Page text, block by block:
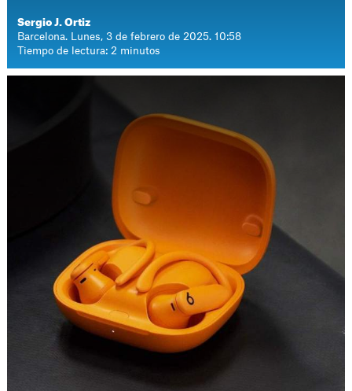
Sergio J. Ortiz
Barcelona. Lunes, 3 de febrero de 2025. 10:58
Tiempo de lectura: 2 minutos